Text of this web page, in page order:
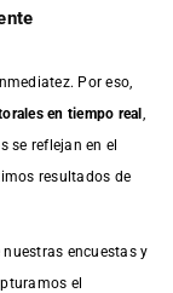
Por eso,
en tiempo real
se reflejan en el
resultados de
encuestasy
el